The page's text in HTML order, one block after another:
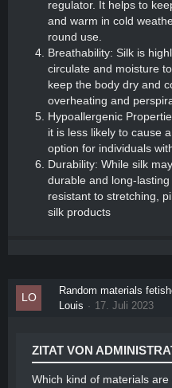
regulator. It helps to
and warm in cold
round use.
Breathability: Silk is
circulate and moisture
keep the body dry and
overheating and
Hypoallergenic
it is less likely to cause
option for individuals
Durability: While silk
durable and long-
resistant to stretching,
silk products
Random materials
Louis
17. Juli 2023
ZITAT VON
Which kind of materials